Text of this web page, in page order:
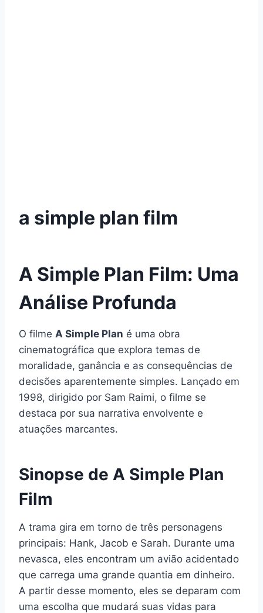
a simple plan film
A Simple Plan Film: Uma
Análise Profunda
O filme A Simple Plan é uma obra
cinematográfica que explora temas de
moralidade, ganância e as consequências de
decisões aparentemente simples. Lançado em
1998, dirigido por Sam Raimi, o filme se
destaca por sua narrativa envolvente e
atuações marcantes.
Sinopse de A Simple Plan
Film
A trama gira em torno de três personagens
principais: Hank, Jacob e Sarah. Durante uma
nevasca, eles encontram um avião acidentado
que carrega uma grande quantia em dinheiro.
A partir desse momento, eles se deparam com
uma escolha que mudará suas vidas para